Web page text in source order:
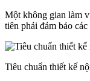
Một không gian làm
tiên phải đảm bảo
Tiêu chuẩn thiết kế